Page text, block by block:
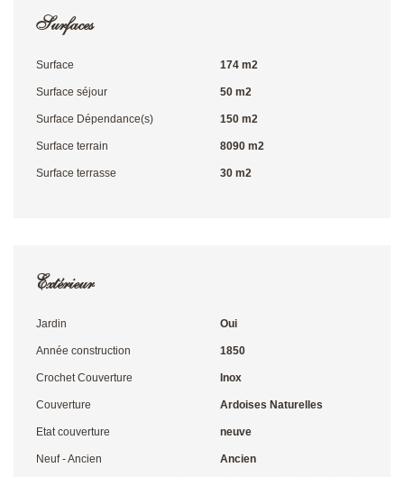
Surfaces
Surface 174 m2
Surface séjour 50 m2
Surface Dépendance(s) 150 m2
Surface terrain 8090 m2
Surface terrasse 30 m2
Extérieur
Jardin Oui
Année construction 1850
Crochet Couverture Inox
Couverture Ardoises Naturelles
Etat couverture neuve
Neuf - Ancien Ancien